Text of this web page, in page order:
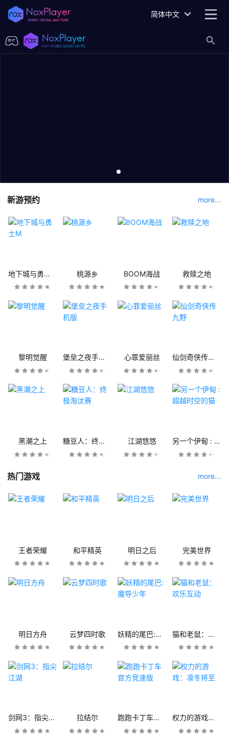
简体中文
新游预约 more...
地下城与勇士M 桃源乡 BOOM海战 救赎之地
黎明觉醒 堡垒之夜手机版 心罪爱丽丝 仙剑奇侠传九野
黑潮之上 糖豆人：终极淘汰赛 江湖悠悠 另一个伊甸 : 超越时空的猫
热门游戏 more...
王者荣耀 和平精英 明日之后 完美世界
明日方舟 云梦四时歌 妖精的尾巴:魔导少年 猫和老鼠：欢乐互动
剑网3：指尖江湖 拉结尔 跑跑卡丁车官方竞速版 权力的游戏：凛冬将至